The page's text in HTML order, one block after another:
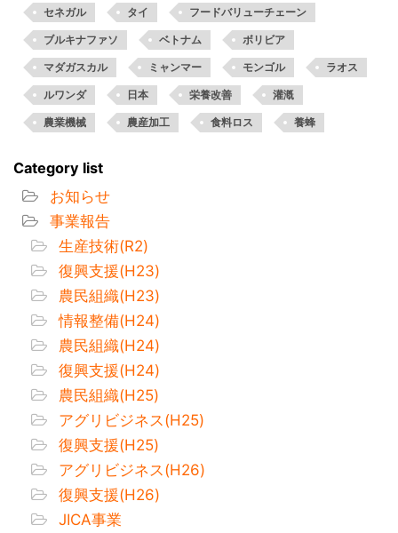
セネガル タイ フードバリューチェーン
ブルキナファソ ベトナム ボリビア
マダガスカル ミャンマー モンゴル ラオス
ルワンダ 日本 栄養改善 灌漑
農業機械 農産加工 食料ロス 養蜂
Category list
お知らせ
事業報告
生産技術(R2)
復興支援(H23)
農民組織(H23)
情報整備(H24)
農民組織(H24)
復興支援(H24)
農民組織(H25)
アグリビジネス(H25)
復興支援(H25)
アグリビジネス(H26)
復興支援(H26)
JICA事業